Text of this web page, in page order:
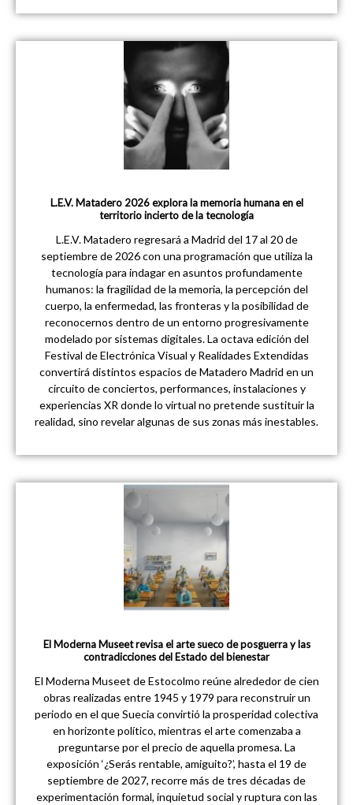
L.E.V. Matadero 2026 explora la memoria humana en el
territorio incierto de la tecnología
L.E.V. Matadero regresará a Madrid del 17 al 20 de
septiembre de 2026 con una programación que utiliza la
tecnología para indagar en asuntos profundamente
humanos: la fragilidad de la memoria, la percepción del
cuerpo, la enfermedad, las fronteras y la posibilidad de
reconocernos dentro de un entorno progresivamente
modelado por sistemas digitales. La octava edición del
Festival de Electrónica Visual y Realidades Extendidas
convertirá distintos espacios de Matadero Madrid en un
circuito de conciertos, performances, instalaciones y
experiencias XR donde lo virtual no pretende sustituir la
realidad, sino revelar algunas de sus zonas más inestables.
El Moderna Museet revisa el arte sueco de posguerra y las
contradicciones del Estado del bienestar
El Moderna Museet de Estocolmo reúne alrededor de cien
obras realizadas entre 1945 y 1979 para reconstruir un
periodo en el que Suecia convirtió la prosperidad colectiva
en horizonte político, mientras el arte comenzaba a
preguntarse por el precio de aquella promesa. La
exposición ‘¿Serás rentable, amiguito?’, hasta el 19 de
septiembre de 2027, recorre más de tres décadas de
experimentación formal, inquietud social y ruptura con las